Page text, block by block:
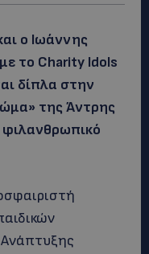
ο Ιωάννης
το Charity Idols
δίπλα στην
της Άντρης
φιλανθρωπικό